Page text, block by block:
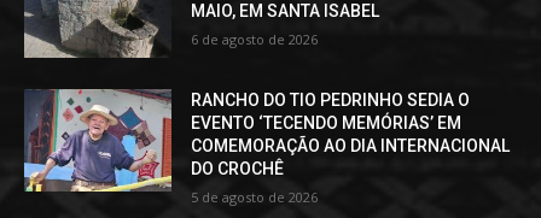
MAIO, EM SANTA ISABEL
6 de agosto de 2026
RANCHO DO TIO PEDRINHO SEDIA O
EVENTO ‘TECENDO MEMÓRIAS’ EM
COMEMORAÇÃO AO DIA INTERNACIONAL
DO CROCHÊ
5 de agosto de 2026